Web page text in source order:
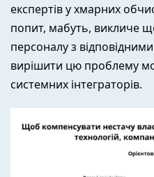
експертів у хмарних
попит, мабуть, викличе
персоналу з
вирішити цю проблему
системних інтеграторів.